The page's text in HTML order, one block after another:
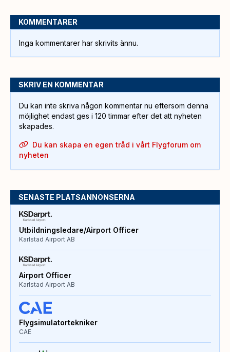
KOMMENTARER
Inga kommentarer har skrivits ännu.
SKRIV EN KOMMENTAR
Du kan inte skriva någon kommentar nu eftersom denna
möjlighet endast ges i 120 timmar efter det att nyheten
skapades.
Du kan skapa en egen tråd i vårt Flygforum om
nyheten
SENASTE PLATSANNONSERNA
Utbildningsledare/Airport Officer
Karlstad Airport AB
Airport Officer
Karlstad Airport AB
Flygsimulatortekniker
CAE